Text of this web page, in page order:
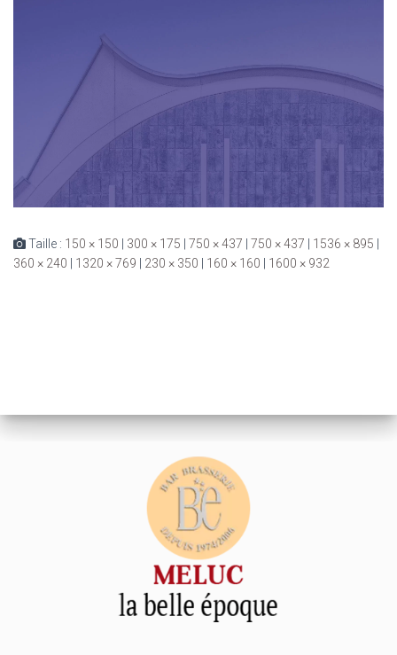
Taille : 150 × 150 | 300 × 175 | 750 × 437 | 750 × 437 | 1536 × 895 |
360 × 240 | 1320 × 769 | 230 × 350 | 160 × 160 | 1600 × 932